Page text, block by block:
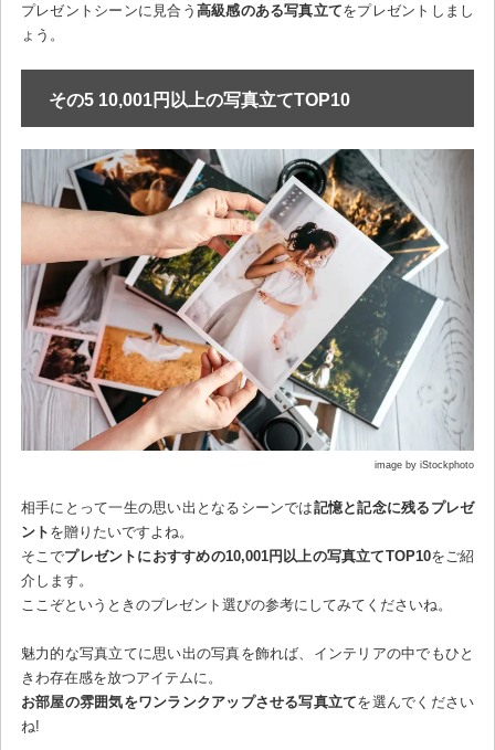
プレゼントシーンに見合う 高級感のある写真立てをプレゼントしまし
ょう。
その5 10,001円以上の写真立てTOP10
image by iStockphoto
相手にとって一生の思い出となるシーンでは記憶と記念に残るプレゼ
ント を贈りたいですよね。
そこでプレゼントにおすすめの10,001円以上の写真立てTOP10をご紹
介します。
ここぞというときのプレゼント選びの参考にしてみてくださいね。
魅力的な写真立てに思い出の写真を飾れば、インテリアの中でもひと
きわ存在感を放つアイテムに。
お部屋の雰囲気をワンランクアップさせる写真立てを選んでください
ね!